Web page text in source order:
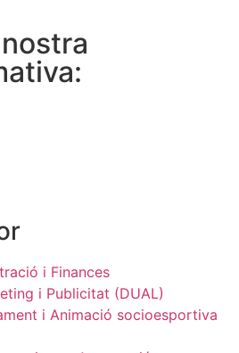
i Finances
i Publicitat (DUAL)
i Animació socioesportiva